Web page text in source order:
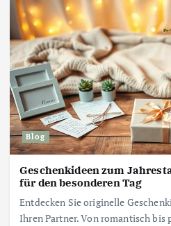
Blog
Geschenkideen zum
für den besonderen Tag
Entdecken Sie originelle
Ihren Partner. Von romantisch bis